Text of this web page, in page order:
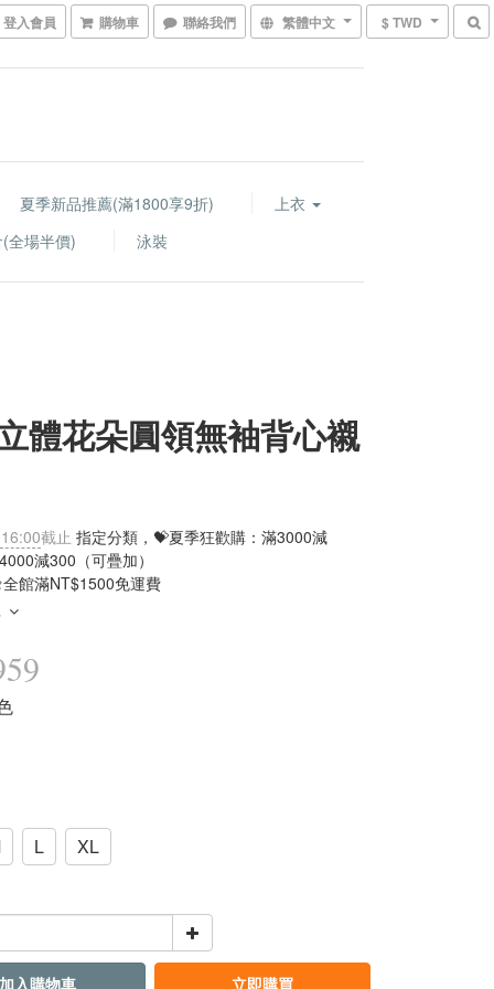
登入會員 購物車 聯絡我們 繁體中文 $ TWD
夏季新品推薦(滿1800享9折)
上衣
全場半價)
泳裝
體花朵圓領無袖背心襯
截止 指定分類，💝夏季狂歡購：滿3000減
減300（可疊加）
館滿NT$1500免運費
L XL
加入購物車 立即購買